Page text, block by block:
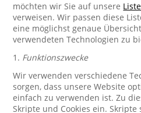
möchten wir Sie auf unsere
verweisen. Wir passen diese
eine möglichst genaue
verwendeten Technologien zu
1. Funktionszwecke
Wir verwenden verschiedene
sorgen, dass unsere Website
einfach zu verwenden ist. Zu
Skripte und Cookies ein.